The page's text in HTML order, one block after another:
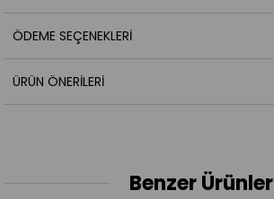
ÖDEME SEÇENEKLERI
ÜRÜN ÖNERILERI
Benzer Ürünler